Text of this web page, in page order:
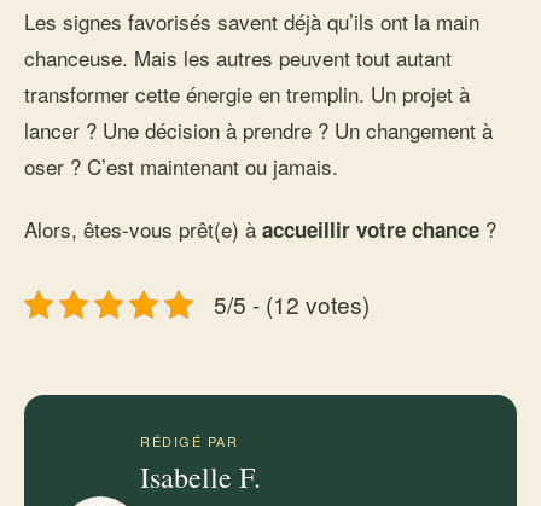
Les signes favorisés savent déjà qu’ils ont la main
chanceuse. Mais les autres peuvent tout autant
transformer cette énergie en tremplin. Un projet à
lancer ? Une décision à prendre ? Un changement à
oser ? C’est maintenant ou jamais.
Alors, êtes-vous prêt(e) à accueillir votre chance ?
5/5 - (12 votes)
RÉDIGÉ PAR
Isabelle F.